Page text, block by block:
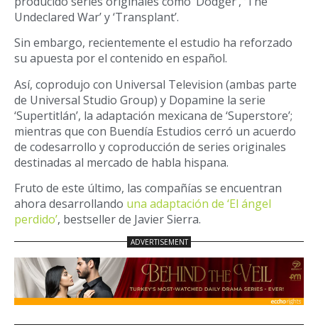
Undeclared War’ y ‘Transplant’.
Sin embargo, recientemente el estudio ha reforzado
su apuesta por el contenido en español.
Así, coprodujo con Universal Television (ambas parte
de Universal Studio Group) y Dopamine la serie
‘Supertitlán’, la adaptación mexicana de ‘Superstore’;
mientras que con Buendía Estudios cerró un acuerdo
de codesarrollo y coproducción de series originales
destinadas al mercado de habla hispana.
Fruto de este último, las compañías se encuentran
ahora desarrollando una adaptación de ‘El ángel
perdido’, bestseller de Javier Sierra.